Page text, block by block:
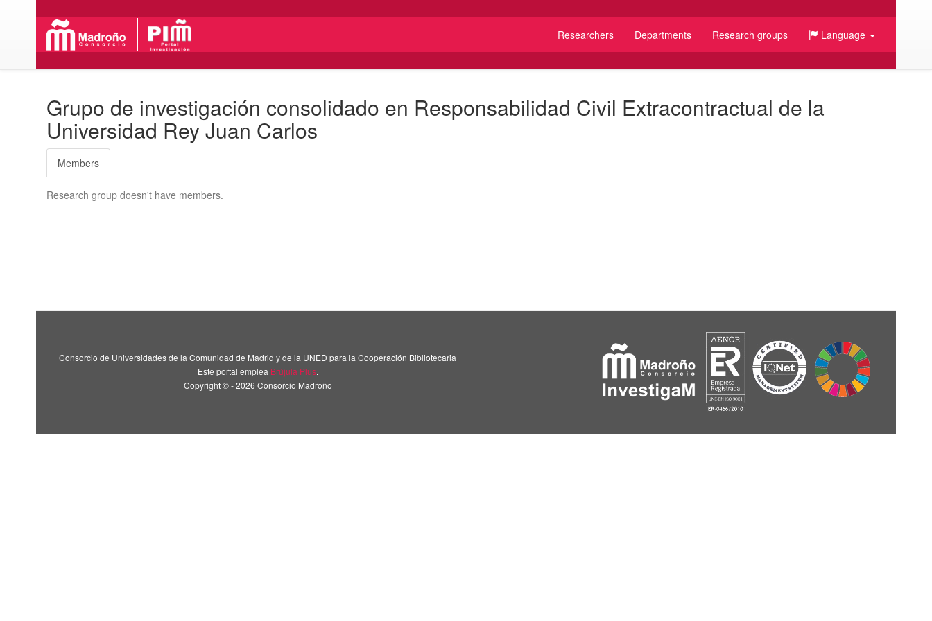
Researchers Departments Research groups Language
Grupo de investigación consolidado en Responsabilidad Civil Extracontractual de la
Universidad Rey Juan Carlos
Members
Research group doesn't have members.
Consorcio de Universidades de la Comunidad de Madrid y de la UNED para la Cooperación Bibliotecaria
Este portal emplea Brújula Plus.
Copyright © - 2026 Consorcio Madroño